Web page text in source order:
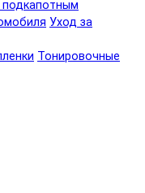
подкапотным
Уход за
Тонировочные